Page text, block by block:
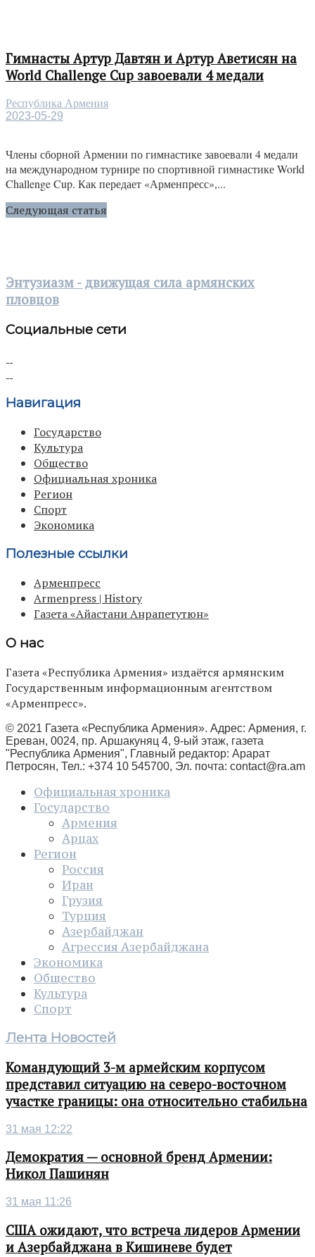
Гимнасты Артур Давтян и Артур Аветисян на
World Challenge Cup завоевали 4 медали
Республика Армения
2023-05-29
Члены сборной Армении по гимнастике завоевали 4 медали
на международном турнире по спортивной гимнастике World
Challenge Cup. Как передает «Арменпресс»,...
Следующая статья
Энтузиазм - движущая сила армянских
пловцов
Социальные сети
Навигация
Государство
Культура
Общество
Официальная хроника
Регион
Спорт
Экономика
Полезные ссылки
Арменпресс
Armenpress | History
Газета «Айастани Анрапетутюн»
О нас
Газета «Республика Армения» издаётся армянским
Государственным информационным агентством
«Арменпресс».
© 2021 Газета «Республика Армения». Адрес: Армения, г.
Ереван, 0024, пр. Аршакуняц 4, 9-ый этаж, газета
"Республика Армения", Главный редактор: Арарат
Петросян, Тел.: +374 10 545700, Эл. почта: contact@ra.am
Официальная хроника
Государство
Армения
Арцах
Регион
Россия
Иран
Грузия
Турция
Азербайджан
Агрессия Азербайджана
Экономика
Общество
Культура
Спорт
Лента Новостей
Командующий 3-м армейским корпусом
представил ситуацию на северо-восточном
участке границы: она относительно стабильна
31 мая 12:22
Демократия — основной бренд Армении:
Никол Пашинян
31 мая 11:26
США ожидают, что встреча лидеров Армении
и Азербайджана в Кишиневе будет